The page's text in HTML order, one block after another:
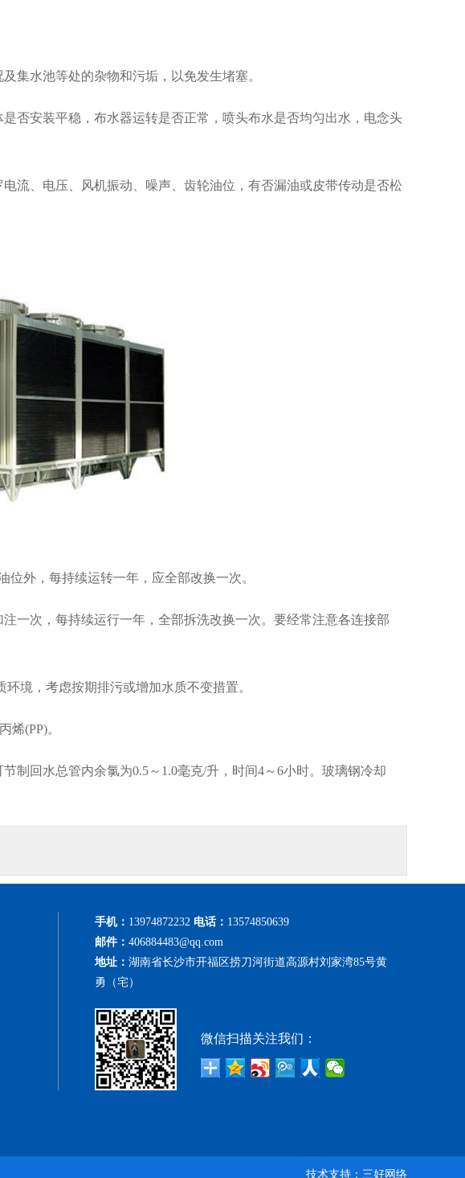
水池等处的杂物和污垢，以免发生堵塞。
安装平稳，布水器运转是否正常，喷头布水是否均匀出水，电念头
、电压、风机振动、噪声、齿轮油位，有否漏油或皮带传动是否松
外，每持续运转一年，应全部改换一次。
次，每持续运行一年，全部拆洗改换一次。要经常注意各连接部
境，考虑按期排污或增加水质不变措置。
(PP)。
回水总管内余氯为0.5～1.0毫克/升，时间4～6小时。玻璃钢冷却
手机： 13974872232 电话： 13574850639
邮件： 406884483@qq.com
地址： 湖南省长沙市开福区捞刀河街道高源村刘家湾85号黄
勇（宅）
微信扫描关注我们：
技术支持： 三好网络